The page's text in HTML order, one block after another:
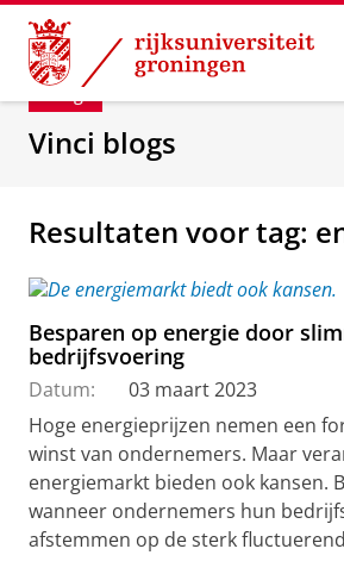
Skip
Content
Skip
Navigation
Department of
Blog
Vinci blogs
Resultaten voor tag:
Besparen op energie door
bedrijfsvoering
Datum:
03 maart 2023
Hoge energieprijzen nemen een
winst van ondernemers. Maar
energiemarkt bieden ook kansen.
wanneer ondernemers hun
afstemmen op de sterk